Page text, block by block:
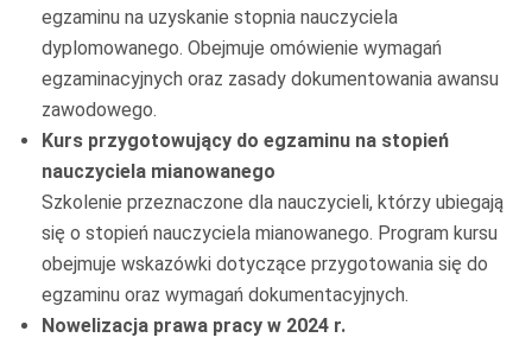
egzaminu na uzyskanie stopnia nauczyciela
dyplomowanego. Obejmuje omówienie wymagań
egzaminacyjnych oraz zasady dokumentowania awansu
zawodowego.
Kurs przygotowujący do egzaminu na stopień
nauczyciela mianowanego
Szkolenie przeznaczone dla nauczycieli, którzy ubiegają
się o stopień nauczyciela mianowanego. Program kursu
obejmuje wskazówki dotyczące przygotowania się do
egzaminu oraz wymagań dokumentacyjnych.
Nowelizacja prawa pracy w 2024 r.